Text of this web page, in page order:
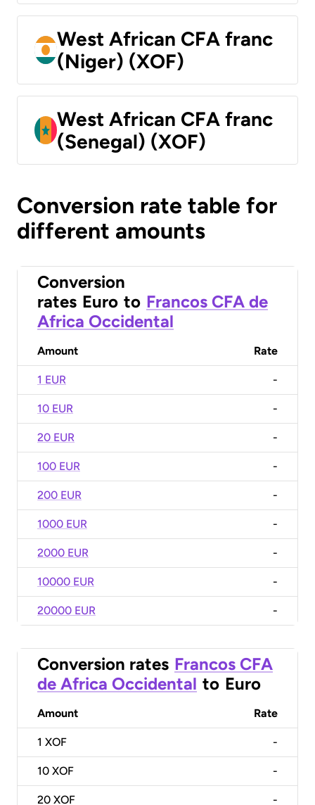
West African CFA franc
(Niger) (XOF)
West African CFA franc
(Senegal) (XOF)
Conversion rate table for
different amounts
Conversion
rates Euro to Francos CFA de
Africa Occidental
Amount Rate
1 EUR -
10 EUR -
20 EUR -
100 EUR -
200 EUR -
1000 EUR -
2000 EUR -
10000 EUR -
20000 EUR -
Conversion rates Francos CFA
de Africa Occidental to Euro
Amount Rate
1 XOF -
10 XOF -
20 XOF -